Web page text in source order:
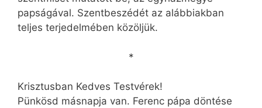
papságával. Szentbeszédét az alábbiakban
teljes terjedelmében közöljük.
*
Krisztusban Kedves Testvérek!
Pünkösd másnapja van. Ferenc pápa döntése